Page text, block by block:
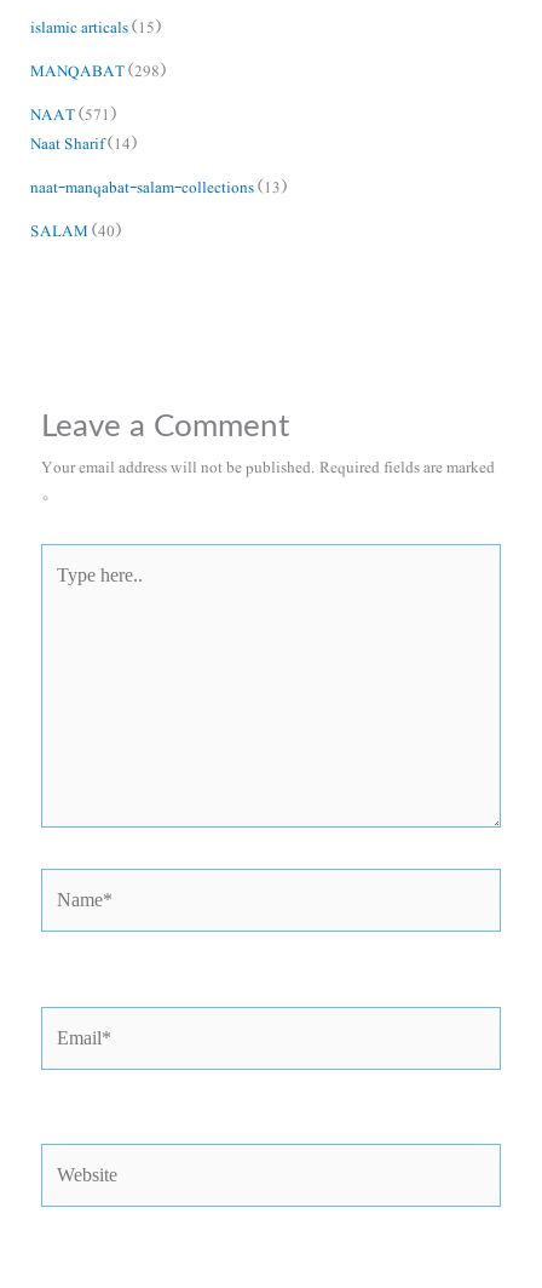
islamic articals(15)
MANQABAT(298)
NAAT(571)
Naat Sharif(14)
naat-manqabat-salam-collections(13)
SALAM(40)
Leave a Comment
Your email address will not be published.Required fields are marked
*
here..